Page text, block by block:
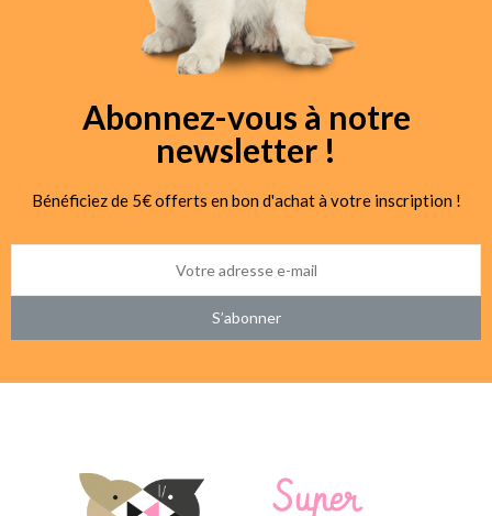
Abonnez-vous à notre
newsletter !
Bénéficiez de 5€ offerts en bon d'achat à votre inscription !
S’abonner